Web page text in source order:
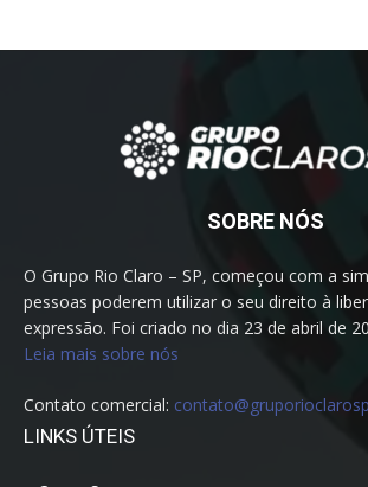
SOBRE NÓS
O Grupo Rio Claro – SP, começou com a
pessoas poderem utilizar o seu direito à
expressão. Foi criado no dia 23 de abril de
Leia mais sobre nós
Contato comercial:
LINKS ÚTEIS